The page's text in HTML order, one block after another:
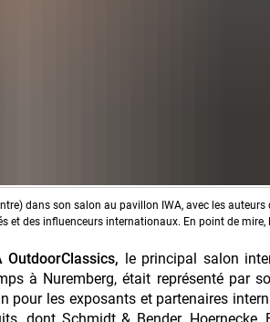
dans son salon au pavillon IWA, avec les auteurs
et des influenceurs internationaux. En point de mire,
OutdoorClassics, le principal salon
à Nuremberg, était représenté par
pour les exposants et partenaires